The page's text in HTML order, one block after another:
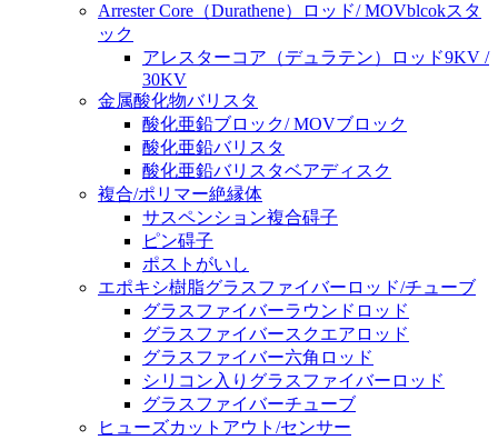
Arrester Core（Durathene）ロッド/ MOVblcokスタ
ック
アレスターコア（デュラテン）ロッド9KV /
30KV
金属酸化物バリスタ
酸化亜鉛ブロック/ MOVブロック
酸化亜鉛バリスタ
酸化亜鉛バリスタベアディスク
複合/ポリマー絶縁体
サスペンション複合碍子
ピン碍子
ポストがいし
エポキシ樹脂グラスファイバーロッド/チューブ
グラスファイバーラウンドロッド
グラスファイバースクエアロッド
グラスファイバー六角ロッド
シリコン入りグラスファイバーロッド
グラスファイバーチューブ
ヒューズカットアウト/センサー